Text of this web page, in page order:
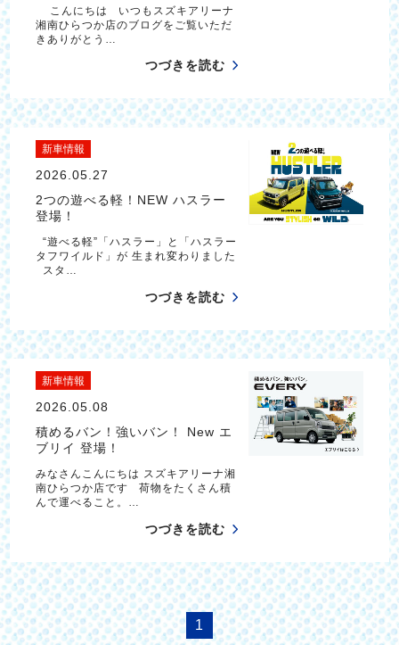
こんにちは いつもスズキアリーナ
湘南ひらつか店のブログをご覧いただ
きありがとう…
つづきを読む
新車情報
2026.05.27
2つの遊べる軽！NEW ハスラー
登場！
“遊べる軽”「ハスラー」と「ハスラー
タフワイルド」が 生まれ変わりました
スタ…
つづきを読む
新車情報
2026.05.08
積めるバン！強いバン！ New エ
ブリイ 登場！
みなさんこんにちは スズキアリーナ湘
南ひらつか店です 荷物をたくさん積
んで運べること。…
つづきを読む
1